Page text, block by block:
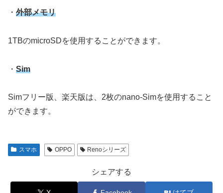
・ 外部メモリ
1TBのmicroSDを使用することができます。
・ Sim
Simフリー版、楽天版は、2枚のnano-Simを使用すること
ができます。
スマホ OPPO Renoシリーズ
シェアする